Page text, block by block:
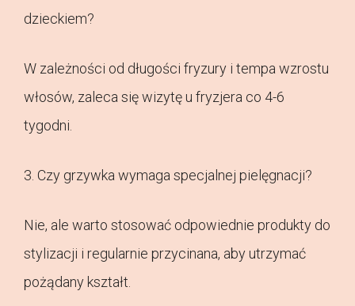
dzieckiem?
W zależności od długości fryzury i tempa wzrostu
włosów, zaleca się wizytę u fryzjera co 4-6
tygodni.
3. Czy grzywka wymaga specjalnej pielęgnacji?
Nie, ale warto stosować odpowiednie produkty do
stylizacji i regularnie przycinana, aby utrzymać
pożądany kształt.